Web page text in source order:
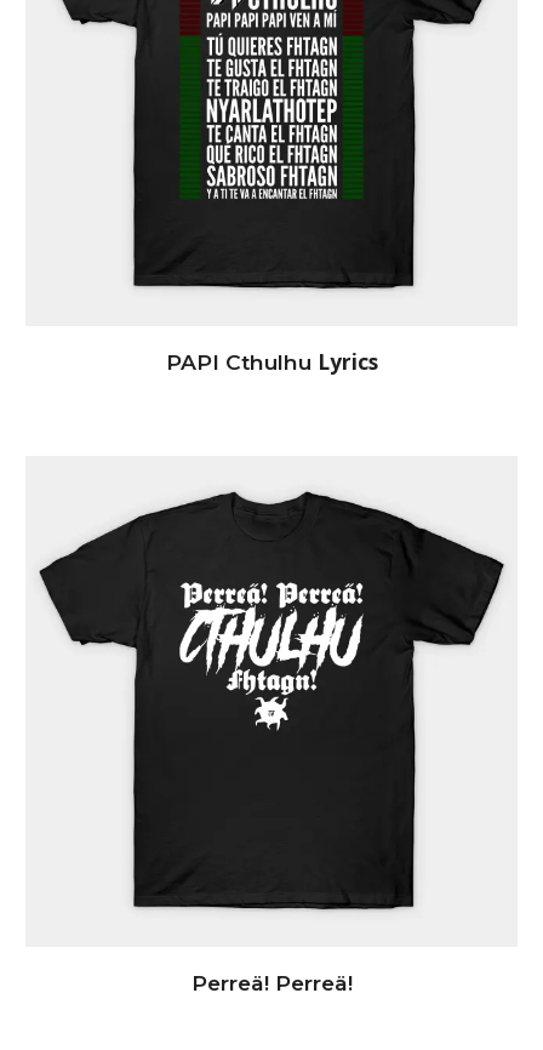
PAPI Cthulhu Lyrics
Perreä! Perreä!